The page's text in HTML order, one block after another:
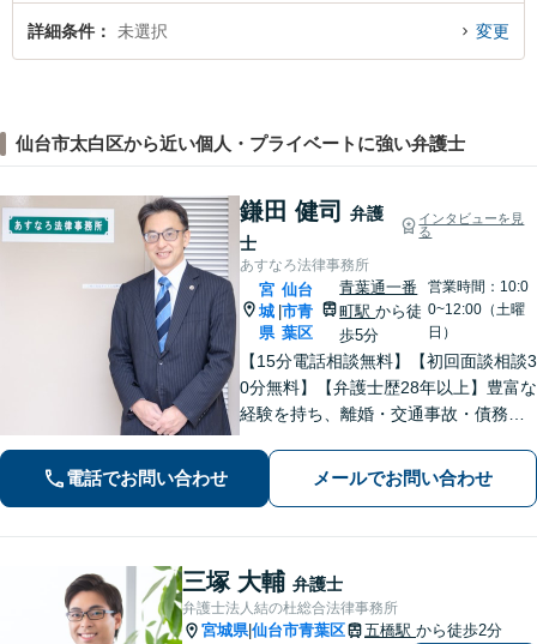
詳細条件 未選択 変更
仙台市太白区から近い個人・プライベートに強い弁護士
鎌田 健司
弁護
士
インタビューを見
る
あすなろ法律事務所
宮
城
県
|
仙台
市青
葉区
青葉通一番
町駅から徒
歩5分
営業時間：10:0
0~12:00（土曜
日）
【15分電話相談無料】【初回面談相談3
0分無料】【弁護士歴28年以上】豊富な
経験を持ち、離婚・交通事故・債務整
応。司法書士や税理士と連携。【青葉
通一番町駅5分】
電話でお問い合わせ メールでお問い合わせ
三塚 大輔 弁護士
弁護士法人結の杜総合法律事務所
宮城県|仙台市青葉区 五橋駅 から徒歩2分